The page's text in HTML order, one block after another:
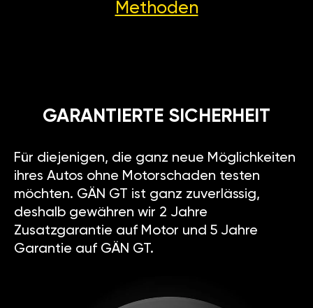
Methoden
GARANTIERTE SICHERHEIT
Für diejenigen, die ganz neue Möglichkeiten
ihres Autos ohne Motorschaden testen
möchten. GÄN GT ist ganz zuverlässig,
deshalb gewähren wir 2 Jahre
Zusatzgarantie auf Motor und 5 Jahre
Garantie auf GÄN GT.